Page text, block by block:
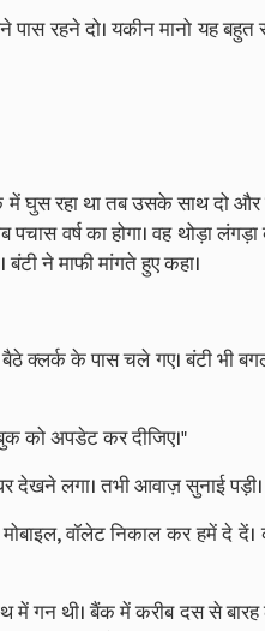
रहने दो। यकीन मानो यह बहुत
घुस रहा था तब उसके साथ दो
वर्ष का होगा। वह थोड़ा लंगड़ा
ने माफी मांगते हुए कहा।
क्लर्क के पास चले गए। बंटी भी
को अपडेट कर दीजिए।"
लगा। तभी आवाज़ सुनाई पड़ी।
वॉलेट निकाल कर हमें दे दें।
गन थी। बैंक में करीब दस से बारह